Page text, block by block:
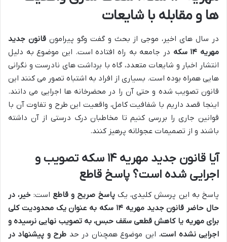
ها و مقابله با شایعات
در سال های اخیر، موجی از بحث و گفت وگو پیرامونقانون جدید
مهریه ۱۴ سکه
در جامعه به راه افتاده است. این موضوع به دلیل
انتشار اخبار و شایعات متعدد، گاه با برداشت های نادرست و نگرانی
هایی همراه بوده است. بسیاری از افراد به اشتباه تصور می کنند این
قانون تصویب شده و حتی آن را در محضرخانه ها اجرایی می دانند.
اینجا قصد داریم با شفافیت کامل، واقعیت این طرح و تفاوت آن با
قوانین جاری را بررسی کنیم تا مخاطبان درک درستی از آن داشته
باشند و از تصمیمات عجولانه پرهیز کنند.
آیا قانون جدید مهریه ۱۴ سکه تصویب و
اجرایی شده است؟ پاسخ قاطع
پاسخ به این پرسش کلیدی، یکپاسخ صریح و قاطع است: خیر، در
حال حاضر قانون جدید مهریه ۱۴ سکه به عنوان یک محدودیت کلی
برای مهریه یا کاهش قطعی سقف حبس، به تصویب نهایی نرسیده و
اجرایی نشده است. این موضوع همچنان در حد طرح و پیشنهاد در